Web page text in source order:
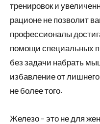
тренировок и
рационе не позволит
профессионалы
помощи специальных
без задачи набрать
избавление от
не более того.
Железо – это не для